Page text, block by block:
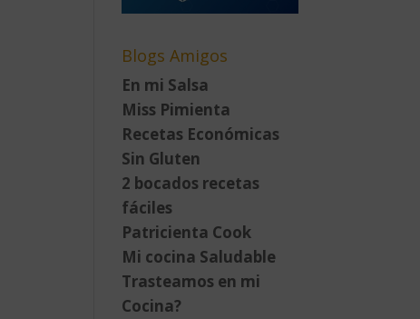
Blogs Amigos
En mi Salsa
Miss Pimienta
Recetas Económicas
Sin Gluten
2 bocados recetas
fáciles
Patricienta Cook
Mi cocina Saludable
Trasteamos en mi
Cocina?